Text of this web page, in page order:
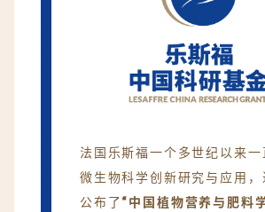
法国乐斯福一个多世纪以来一
微生物科学创新研究与应用，
公布了“中国植物营养与肥料